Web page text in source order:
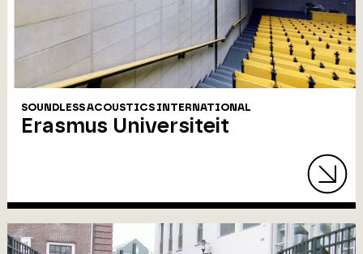
SOUNDLESS ACOUSTICS INTERNATIONAL
Erasmus Universiteit